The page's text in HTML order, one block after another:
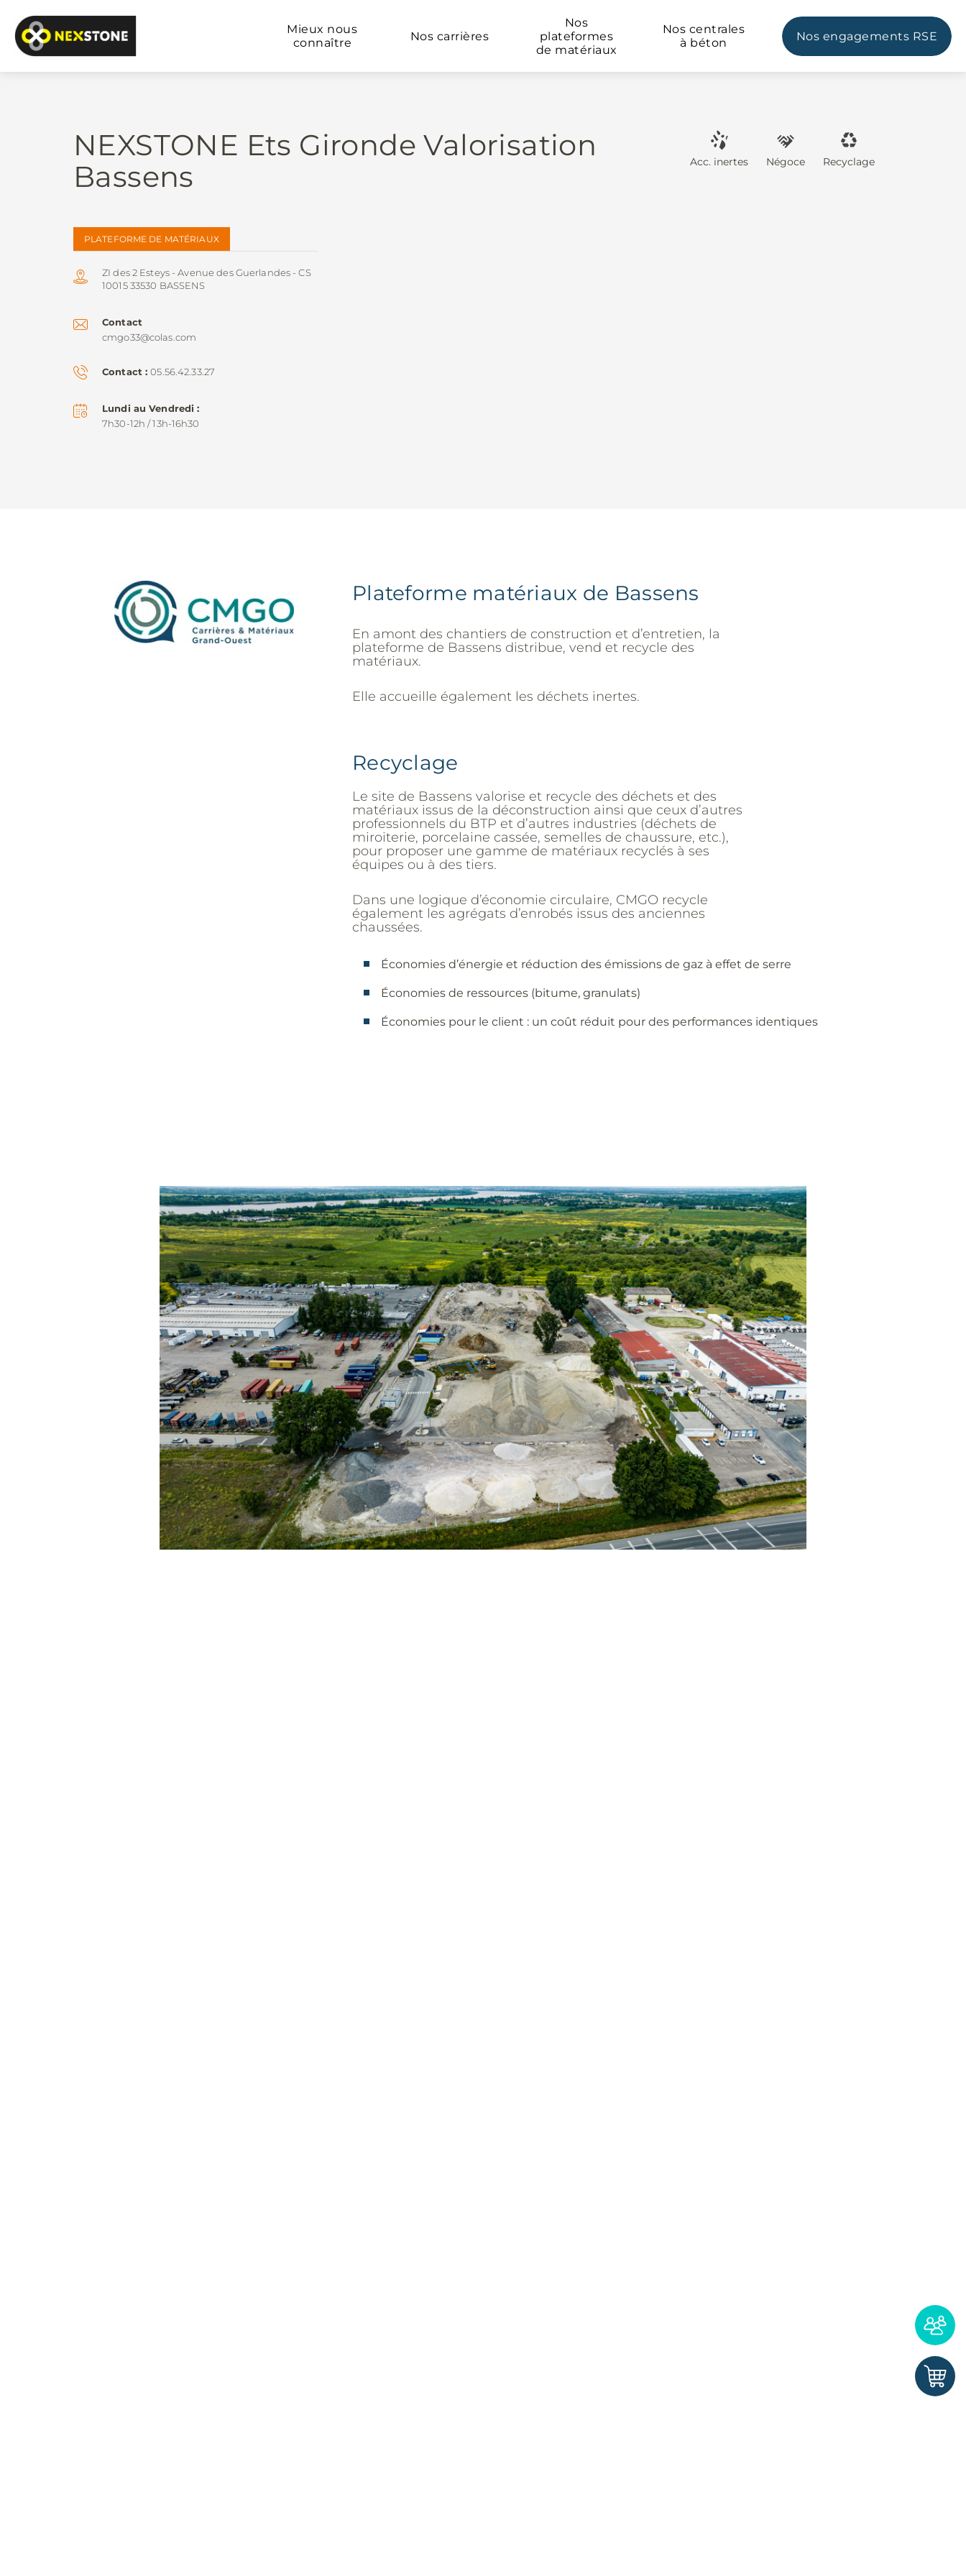
Mieux nous
connaître
Nos carrières
Nos
plateformes
de matériaux
Nos centrales
à béton
Nos engagements RSE
NEXSTONE Ets Gironde Valorisation
Bassens
Acc. inertes Négoce Recyclage
PLATEFORME DE MATÉRIAUX
ZI des 2 Esteys - Avenue des Guerlandes - CS
10015 33530 BASSENS
Contact
cmgo33@colas.com
Contact 05.56.42.33.27
Lundi au Vendredi
7h30-12h / 13h-16h30
Plateforme matériaux de Bassens
En amont des chantiers de construction et d’entretien, la
plateforme de Bassens distribue, vend et recycle des
matériaux.
Elle accueille également les déchets inertes.
Recyclage
Le site de Bassens valorise et recycle des déchets et des
matériaux issus de la déconstruction ainsi que ceux d’autres
professionnels du BTP et d’autres industries (déchets de
miroiterie, porcelaine cassée, semelles de chaussure, etc.),
pour proposer une gamme de matériaux recyclés à ses
équipes ou à des tiers.
Dans une logique d’économie circulaire, CMGO recycle
également les agrégats d’enrobés issus des anciennes
chaussées.
Économies d’énergie et réduction des émissions de gaz à effet de serre
Économies de ressources (bitume, granulats)
Économies pour le client : un coût réduit pour des performances identiques